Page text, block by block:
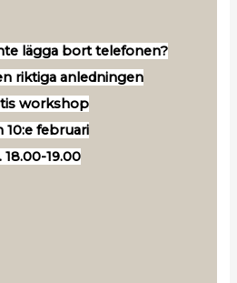
lägga bort telefonen?
riktiga anledningen
workshop
10:e februari
18.00-19.00